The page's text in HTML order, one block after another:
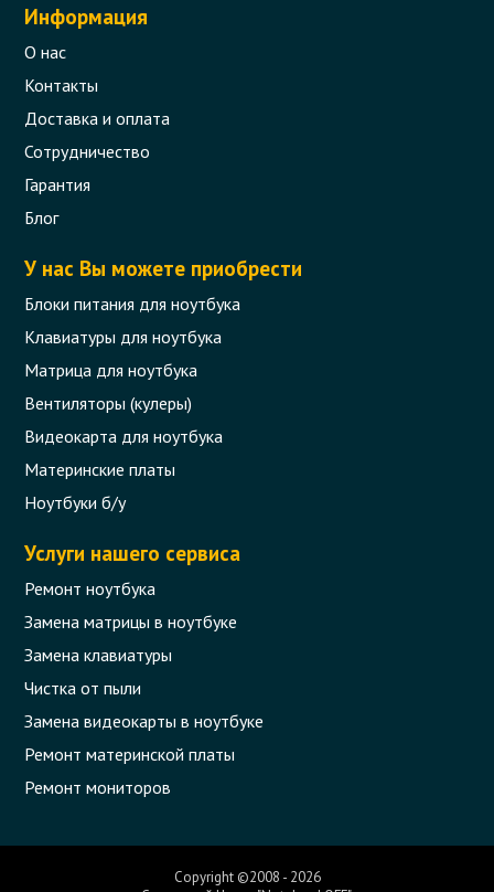
Информация
О нас
Контакты
Доставка и оплата
Сотрудничество
Гарантия
Блог
У нас Вы можете приобрести
Блоки питания для ноутбука
Клавиатуры для ноутбука
Матрица для ноутбука
Вентиляторы (кулеры)
Видеокарта для ноутбука
Материнские платы
Ноутбуки б/у
Услуги нашего сервиса
Ремонт ноутбука
Замена матрицы в ноутбуке
Замена клавиатуры
Чистка от пыли
Замена видеокарты в ноутбуке
Ремонт материнской платы
Ремонт мониторов
Copyright ©2008 - 2026